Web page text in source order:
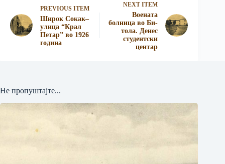
PREVIOUS ITEM
Широк Сокак–
улица “Крал
Петар” во 1926
година
NEXT ITEM
Воената
болница во Би­
тола. Денес
студентски
центар
Не пропуштајте...